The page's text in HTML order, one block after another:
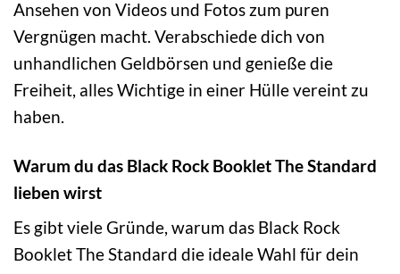
Ansehen von Videos und Fotos zum puren
Vergnügen macht. Verabschiede dich von
unhandlichen Geldbörsen und genieße die
Freiheit, alles Wichtige in einer Hülle vereint zu
haben.
Warum du das Black Rock Booklet The Standard
lieben wirst
Es gibt viele Gründe, warum das Black Rock
Booklet The Standard die ideale Wahl für dein